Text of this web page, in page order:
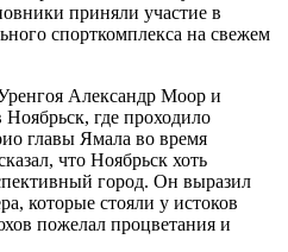
приняли участие в
спорткомплекса на свежем
Александр Моор и
где проходило
главы Ямала во время
что Ноябрьск хоть
город. Он выразил
которые стояли у истоков
пожелал процветания и